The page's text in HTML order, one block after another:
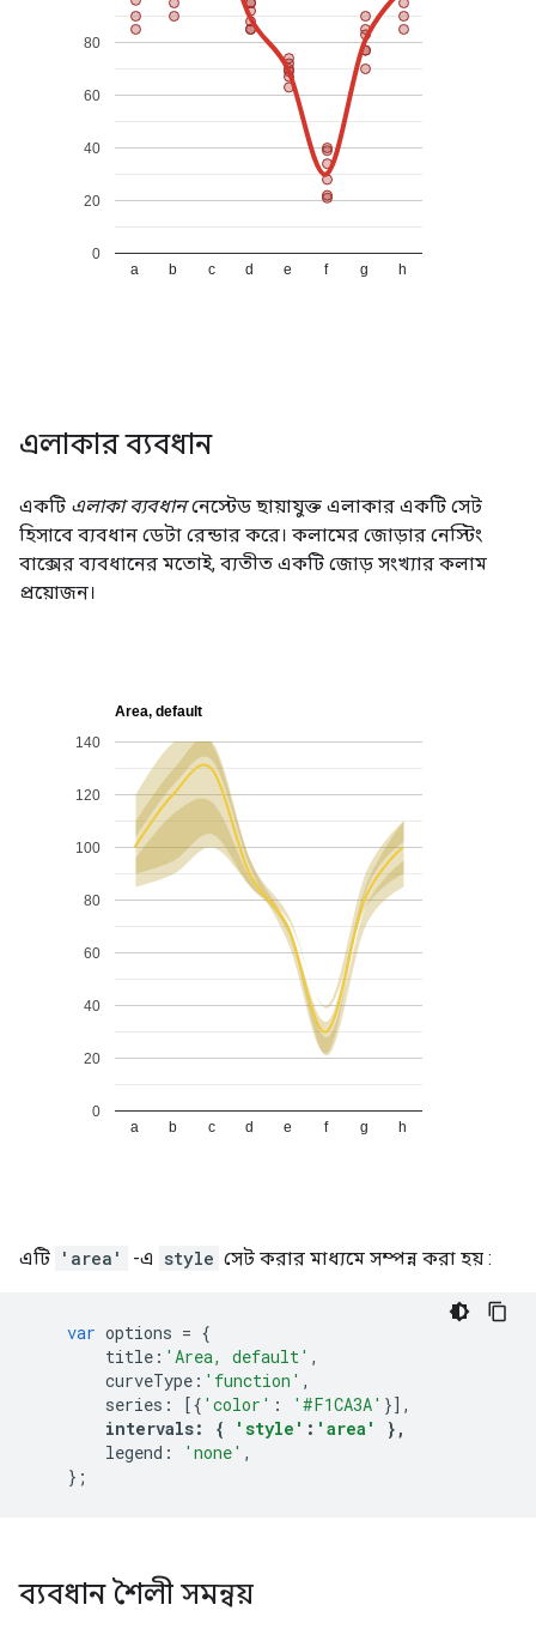
এলাকার ব্যবধান
একটি এলাকা ব্যবধাননেস্টেড ছায়াযুক্ত এলাকার একটি সেট
হিসাবে ব্যবধান ডেটা রেন্ডার করে। কলামের জোড়ার নেস্টিং
বাক্সের ব্যবধানের মতোই, ব্যতীত একটি জোড় সংখ্যার কলাম
প্রয়োজন।
এটি 'area' -এ style সেট করার মাধ্যমে সম্পন্ন করা হয় :
var options = {
title : 'Area, default' ,
curveType : 'function' ,
series : [{ 'color' : '#F1CA3A' }],
intervals: { 'style' : 'area'
},
legend : 'none' ,
};
ব্যবধান শৈলী সমন্বয়